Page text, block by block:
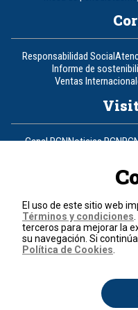
Responsabilidad Social
Informe de
Ventas
Canal RCNNoticias RCN
Un producto de
Teléfono
El uso de este sitio web
Términos y condiciones
terceros para mejorar la
su navegación. Si
Política de Cookies